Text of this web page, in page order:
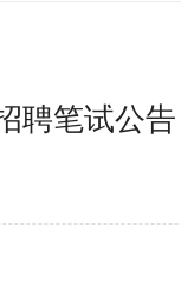
聘笔试公告